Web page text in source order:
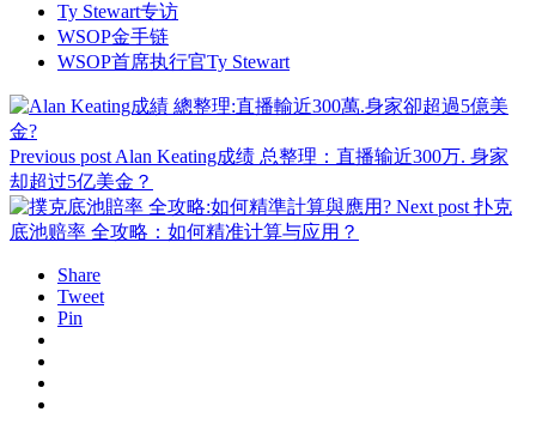
Ty Stewart专访
WSOP金手链
WSOP首席执行官Ty Stewart
Previous post Alan Keating成绩 总整理：直播输近300万. 身家
却超过5亿美金？
Next post 扑克
底池赔率 全攻略：如何精准计算与应用？
Share
Tweet
Pin